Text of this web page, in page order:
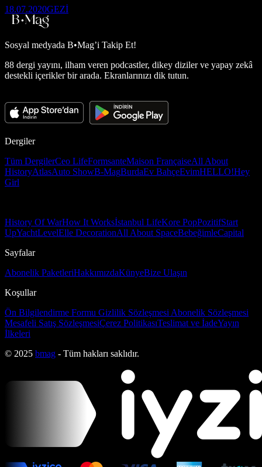
18.07.2020GEZİ
Sosyal medyada B•Mag’i Takip Et!
88 dergi yayını, ilham veren podcastler, dikey diziler ve yapay zekâ
destekli içerikler bir arada. Ekranlarınızı dik tutun.
Dergiler
Tüm DergilerCeo LifeFormsanteMaison FrançaiseAll About
HistoryAtlasAuto ShowB-MagBurdaEv BahçeEvimHELLO!Hey
Girl
History Of WarHow It Worksİstanbul LifeKore PopPozitifStart
UpYachtLevelElle DecorationAll About SpaceBebeğimleCapital
Sayfalar
Abonelik PaketleriHakkımızdaKünyeBize Ulaşın
Koşullar
Ön Bilgilendirme Formu Gizlilik Sözleşmesi Abonelik Sözleşmesi
Mesafeli Satış SözleşmesiÇerez PolitikasıTeslimat ve İadeYayın
İlkeleri
© 2025 bmag - Tüm hakları saklıdır.